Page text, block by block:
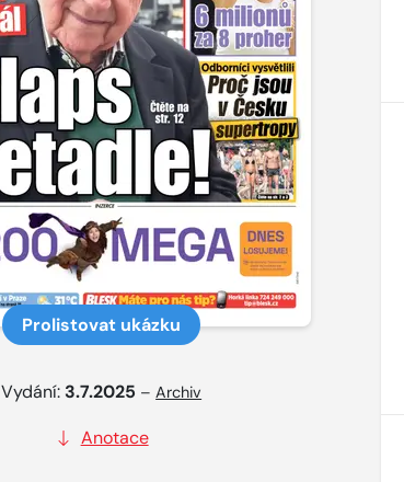
Prolistovat ukázku
Vydání: 3.7.2025 –Archiv
Anotace